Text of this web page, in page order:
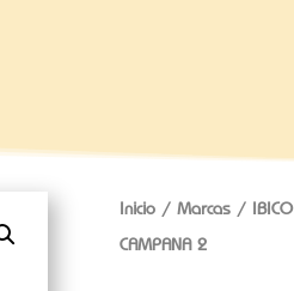
Inicio/ Marcas/ IBICO
CAMPANA 2